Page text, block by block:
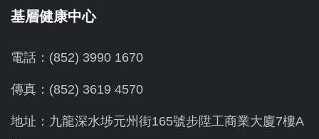
基層健康中心
電話：(852) 3990 1670
傳真：(852) 3619 4570
地址：九龍深水埗元州街165號步陞工商業大廈7樓A